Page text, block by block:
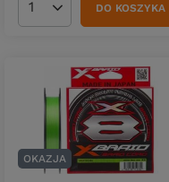
Ilość produktówDO KOSZYKA
OKAZJA